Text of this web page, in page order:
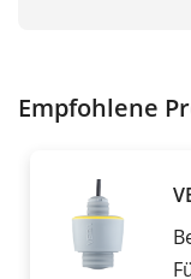
Empfohlene